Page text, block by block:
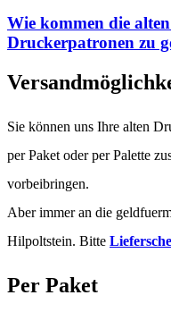
Wie kommen die
Druckerpatronen zu
Sie können uns Ihre alten
per Paket oder per Palette
vorbeibringen.
Aber immer an die
Hilpoltstein. Bitte
Per Paket